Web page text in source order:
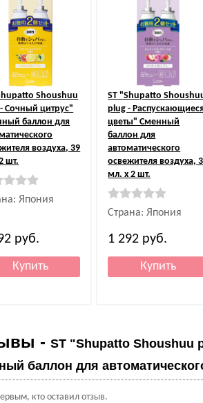
Shoushuu
Сочный цитрус"
баллон для
воздуха, 39
шт.
Япония
руб.
ST "Shupatto
plug -
цветы" Сменный
баллон для
автоматического
освежителя воздуха,
мл. х 2 шт.
Страна: Япония
1 292 руб.
-ST "Shupatto
баллон для
кто оставил отзыв.